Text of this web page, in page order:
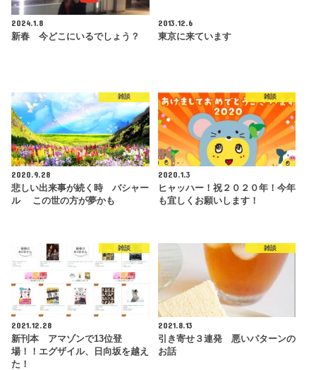
2024.1.8
新春 今どこにいるでしょう？
2013.12.6
東京に来ています
雑談
2020.9.28
悲しい出来事が続く時 バシャー
ル この世の方が夢かも
雑談
2020.1.3
ヒャッハー！祝２０２０年！今年
も宜しくお願いします！
雑談
2021.12.28
新刊本 アマゾンで13位登
場！！エグザイル、日向坂を越え
た！
雑談
2021.8.13
引き寄せ３連発 悪いパターンの
お話